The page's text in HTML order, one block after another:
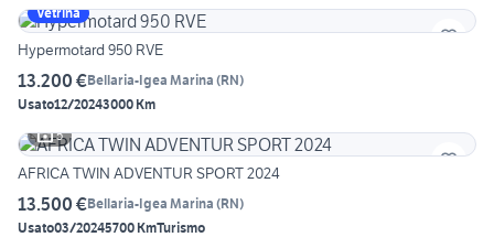
Vetrina
Hypermotard 950 RVE
13.200 €Bellaria-Igea Marina (RN)
Usato12/20243000 Km
5
AFRICA TWIN ADVENTUR SPORT 2024
13.500 €Bellaria-Igea Marina (RN)
Usato03/20245700 KmTurismo